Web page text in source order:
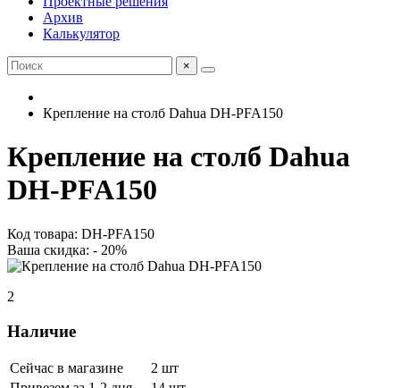
Архив
Калькулятор
×
Крепление на столб Dahua DH-PFA150
Крепление на столб Dahua
DH-PFA150
Код товара: DH-PFA150
Ваша скидка: - 20%
2
Наличие
Сейчас в магазине
2 шт